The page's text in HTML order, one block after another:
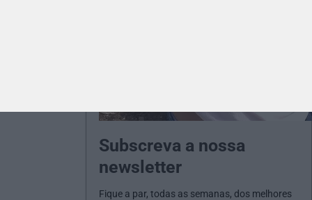
Subscreva a nossa
newsletter
Fique a par, todas as semanas, dos melhores